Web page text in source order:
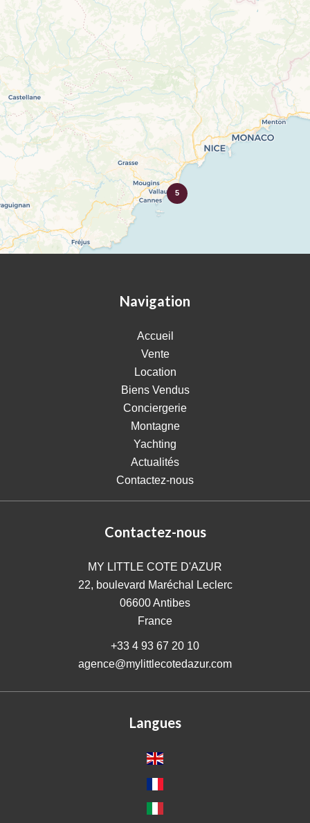
5
Navigation
Accueil
Vente
Location
Biens Vendus
Conciergerie
Montagne
Yachting
Actualités
Contactez-nous
Contactez-nous
MY LITTLE COTE D'AZUR
22, boulevard Maréchal Leclerc
06600Antibes
France
+33 4 93 67 20 10
agence@mylittlecotedazur.com
Langues